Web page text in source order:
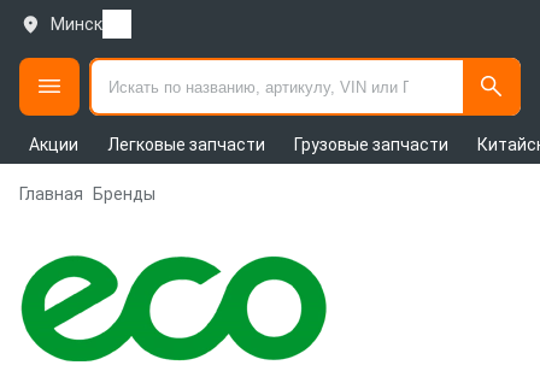
Минск
Акции Легковые запчасти Грузовые запчасти
Главная Бренды